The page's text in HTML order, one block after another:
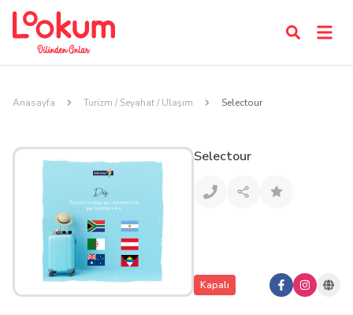
Anasayfa Turizm / Seyahat / Ulaşım Selectour
Selectour
Kapalı